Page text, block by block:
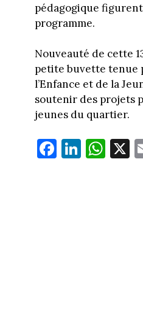
pédagogique
programme.
Nouveauté de cette
petite buvette tenue
l’Enfance et de la
soutenir des projets
jeunes du quartier.
Fa
ce
Li
nk
W
ha
X